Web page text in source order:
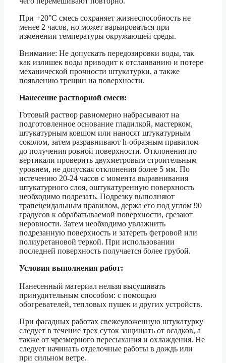
При +20°С смесь сохраняет жизнеспособность не
менее 2 часов, но может варьироваться при
изменении температуры окружающей среды.
Внимание: Не допускать передозировки воды, так
как излишек воды приводит к отслаиванию и потере
механической прочности штукатурки, а также
появлению трещин на поверхности.
Нанесение растворной смеси:
Готовый раствор равномерно набрасывают на
подготовленное основание гладилкой, мастерком,
штукатурным ковшом или наносят штукатурным
соколом, затем разравнивают h-образным правилом
до получения ровной поверхности. Отклонения по
вертикали проверить двухметровым строительным
уровнем, не допуская отклонения более 5 мм. По
истечению 20-24 часов с момента выравнивания
штукатурного слоя, оштукатуренную поверхность
необходимо подрезать. Подрезку выполняют
трапецеидальным правилом, держа его под углом 90
градусов к обрабатываемой поверхности, срезают
неровности. Затем необходимо увлажнить
подрезанную поверхность и затереть фетровой или
полиуретановой теркой. При использовании
последней поверхность получается более грубой.
Условия выполнения работ:
Нанесенный материал нельзя высушивать
принудительным способом: с помощью
обогревателей, тепловых пушек и других устройств.
При фасадных работах свежеуложенную штукатурку
следует в течение трех суток защищать от осадков, а
также от чрезмерного пересыхания и охлаждения. Не
следует начинать отделочные работы в дождь или
при сильном ветре.